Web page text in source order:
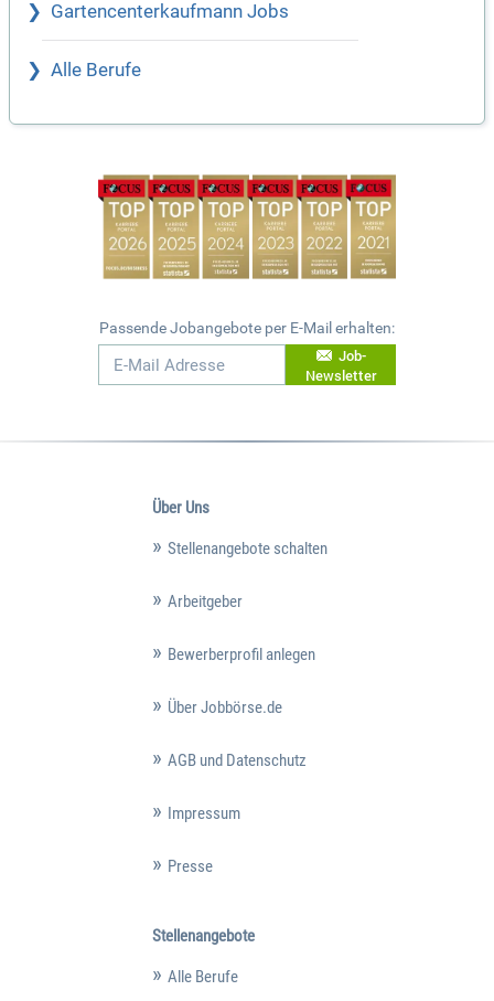
Gartencenterkaufmann Jobs
Alle Berufe
Passende Jobangebote per E-Mail erhalten:
Job-
Newsletter
Über Uns
Stellenangebote schalten
Arbeitgeber
Bewerberprofil anlegen
Über Jobbörse.de
AGB und Datenschutz
Impressum
Presse
Stellenangebote
Alle Berufe